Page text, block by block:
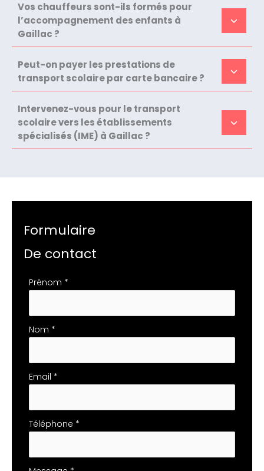
Vos chauffeurs sont-ils formés pour
l’accompagnement des enfants à
Gaillac ?
Peut-on payer les prestations de
transport scolaire par carte bancaire ?
Intervenez-vous pour le transport
scolaire vers les établissements
spécialisés (IME) à Gaillac ?
Formulaire
De contact
Formulaire
avec
téléphone
Prénom *
Nom *
Email *
Téléphone *